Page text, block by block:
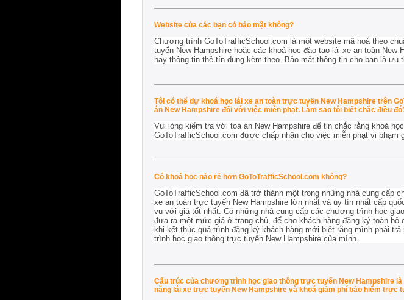
Website của các bạn có bảo mật không?
Chương trình GoToTrafficSchool.com là một website mã hoá theo
tuyến New Hampshire hoặc các khoá học đào tạo lái xe an toàn
hay thông tin thẻ tín dụng kèm theo. Bảo mật thông tin cho bạn là ưu
Tôi có thể dự khoá học lái xe an toàn trực tuyến New Hampshire trên
án New Hampshire đối với việc miễn phạt. Làm sao tôi biết chắc điều
Vui lòng kiểm tra với toà án New Hampshire để tin chắc rằng khoá
GoToTrafficSchool.com được chấp nhận cho việc miễn phạt vi phạm
Có khoá học nào rẻ hơn GoToTrafficSchool.com không?
GoToTrafficSchool.com đã trở thành một trong những nhà cung cấp
xe an toàn trực tuyến New Hampshire lớn nhất và uy tín nhất cấp
vụ với giá tốt nhất. Có những nhà cung cấp các chương trình học
đưa ra một mức giá ở trang chủ, để cho khách hàng đăng ký toàn
khi kết thúc quá trình đăng ký khách hàng mới biết rằng mình phải
trình học giao thông trực tuyến New Hampshire của mình.
Cấu trúc của chương trình học giao thông trực tuyến New Hampshire
năng lái xe trực tuyến New Hampshire và khoá giảm phí bảo hiểm trực